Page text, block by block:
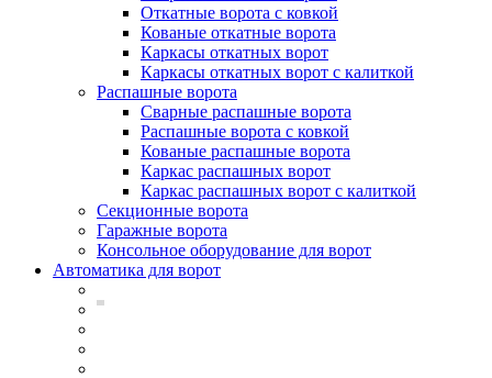
Откатные ворота с ковкой
Кованые откатные ворота
Каркасы откатных ворот
Каркасы откатных ворот с калиткой
Распашные ворота
Сварные распашные ворота
Распашные ворота с ковкой
Кованые распашные ворота
Каркас распашных ворот
Каркас распашных ворот с калиткой
Секционные ворота
Гаражные ворота
Консольное оборудование для ворот
Автоматика для ворот